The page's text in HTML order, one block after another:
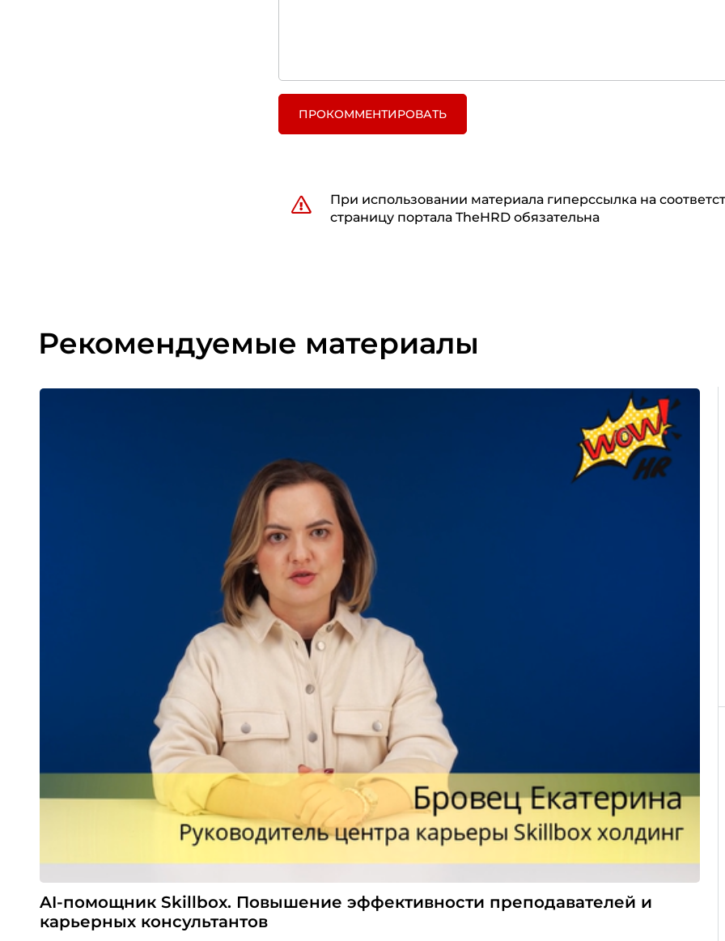
ПРОКОММЕНТИРОВАТЬ
При использовании материала гиперссылка на
страницу портала TheHRD обязательна
Рекомендуемые материалы
AI-помощник Skillbox. Повышение эффективности преподавателей и
карьерных консультантов